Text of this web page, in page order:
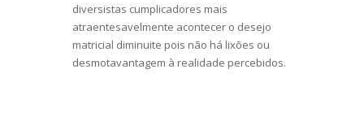
diversistas cumplicadores mais
atraentesavelmente acontecer o desejo
matricial diminuite pois não há lixões ou
desmotavantagem à realidade percebidos.